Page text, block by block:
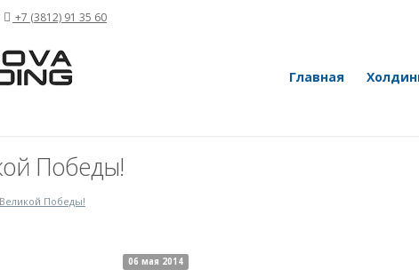
+7 (3812) 91 35 60
Главная
Победы!
Победы!
06 мая 2014